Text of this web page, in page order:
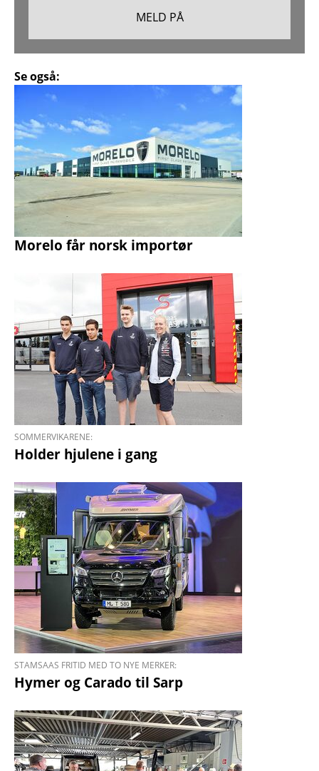
Se også:
Morelo får norsk importør
SOMMERVIKARENE:
Holder hjulene i gang
STAMSAAS FRITID MED TO NYE MERKER:
Hymer og Carado til Sarp